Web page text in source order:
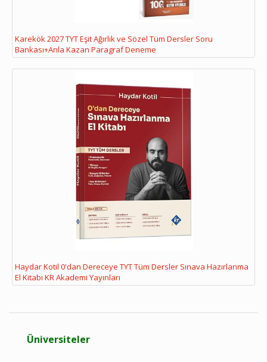
Karekök 2027 TYT Eşit Ağırlık ve Sözel Tüm Dersler Soru
Bankası+Anla Kazan Paragraf Deneme
Haydar Kotil 0'dan Dereceye TYT Tüm Dersler Sınava Hazırlanma
El Kitabı KR Akademi Yayınları
Üniversiteler